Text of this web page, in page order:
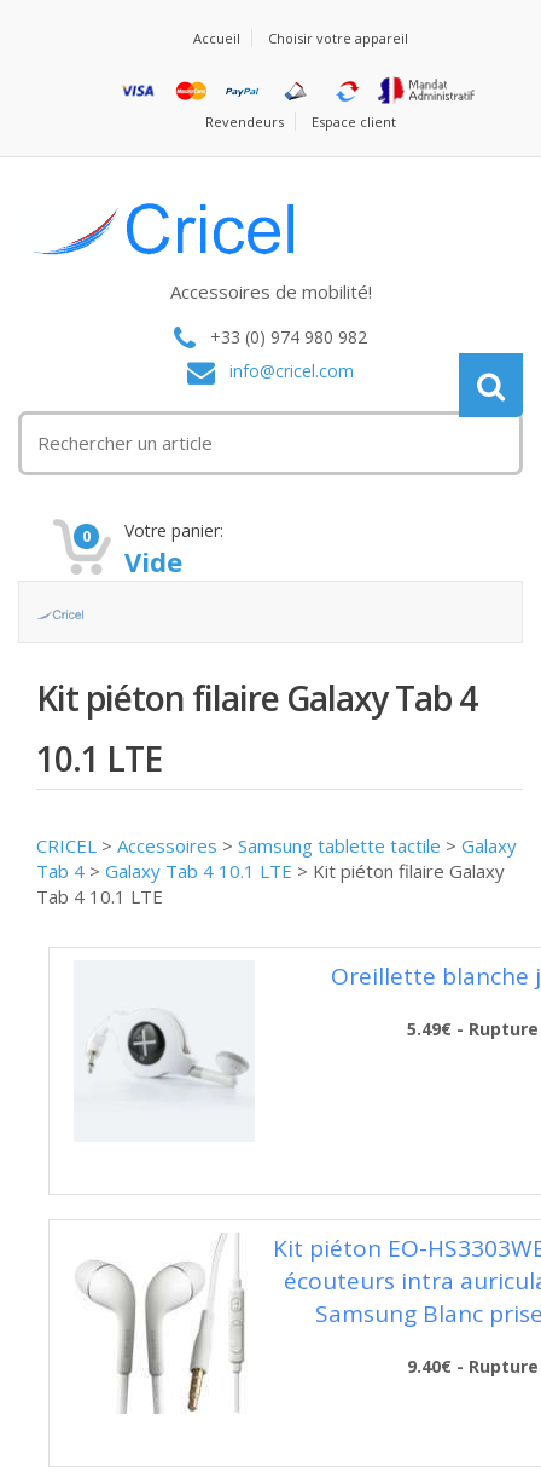
Accueil Choisir votre appareil
Revendeurs Espace client
Accessoires de mobilité!
+33 (0) 974 980 982
info@cricel.com
0 Votre panier:
Vide
Kit piéton filaire Galaxy Tab 4
10.1 LTE
CRICEL > Accessoires > Samsung tablette tactile > Galaxy
Tab 4 > Galaxy Tab 4 10.1 LTE > Kit piéton filaire Galaxy
Tab 4 10.1 LTE
Oreillette blanche
5.49€ - Rupture
Kit piéton EO-
écouteurs intra
Samsung Blanc
9.40€ - Rupture